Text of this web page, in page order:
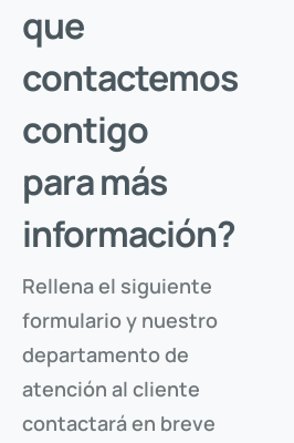
que
contactemos
contigo
para más
información?
Rellena el siguiente
formulario y nuestro
departamento de
atención al cliente
contactará en breve
Solicita tu acceso
Introduce tu e-mail, y verifica que
descargar los documentos